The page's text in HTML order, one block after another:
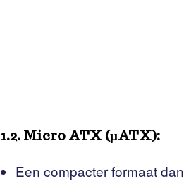
1.2. Micro ATX (µATX):
Een compacter formaat